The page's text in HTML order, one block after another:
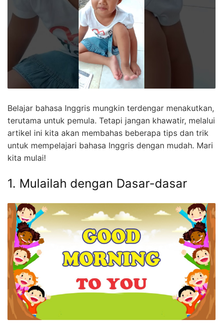
Belajar bahasa Inggris mungkin terdengar menakutkan,
terutama untuk pemula. Tetapi jangan khawatir, melalui
artikel ini kita akan membahas beberapa tips dan trik
untuk mempelajari bahasa Inggris dengan mudah. Mari
kita mulai!
1. Mulailah dengan Dasar-dasar